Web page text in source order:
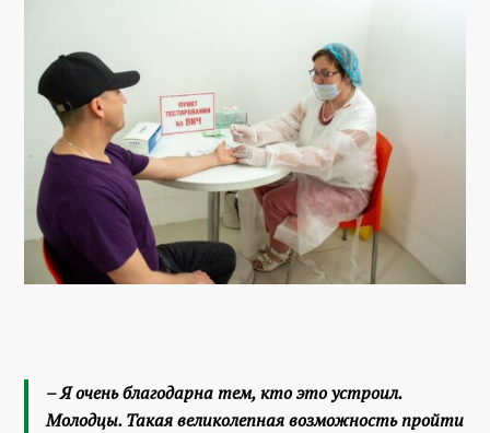
– Я очень благодарна тем, кто это устроил.
Молодцы. Такая великолепная возможность пройти